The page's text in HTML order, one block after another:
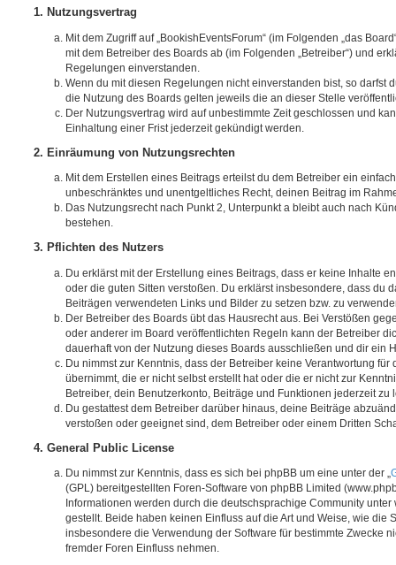
1. Nutzungsvertrag
Mit dem Zugriff auf „BookishEventsForum“ (im Folgenden „das
mit dem Betreiber des Boards ab (im Folgenden „Betreiber“) und
Regelungen einverstanden.
Wenn du mit diesen Regelungen nicht einverstanden bist, so darfst
die Nutzung des Boards gelten jeweils die an dieser Stelle
Der Nutzungsvertrag wird auf unbestimmte Zeit geschlossen und
Einhaltung einer Frist jederzeit gekündigt werden.
2. Einräumung von Nutzungsrechten
Mit dem Erstellen eines Beitrags erteilst du dem Betreiber ein
unbeschränktes und unentgeltliches Recht, deinen Beitrag im
Das Nutzungsrecht nach Punkt 2, Unterpunkt a bleibt auch nach
bestehen.
3. Pflichten des Nutzers
Du erklärst mit der Erstellung eines Beitrags, dass er keine Inhalte
oder die guten Sitten verstoßen. Du erklärst insbesondere, dass du
Beiträgen verwendeten Links und Bilder zu setzen bzw. zu
Der Betreiber des Boards übt das Hausrecht aus. Bei Verstößen
oder anderer im Board veröffentlichten Regeln kann der Betreiber
dauerhaft von der Nutzung dieses Boards ausschließen und dir ein
Du nimmst zur Kenntnis, dass der Betreiber keine Verantwortung für
übernimmt, die er nicht selbst erstellt hat oder die er nicht zur
Betreiber, dein Benutzerkonto, Beiträge und Funktionen jederzeit zu
Du gestattest dem Betreiber darüber hinaus, deine Beiträge
verstoßen oder geeignet sind, dem Betreiber oder einem Dritten
4. General Public License
Du nimmst zur Kenntnis, dass es sich bei phpBB um eine unter der „
(GPL) bereitgestellten Foren-Software von phpBB Limited
Informationen werden durch die deutschsprachige Community
gestellt. Beide haben keinen Einfluss auf die Art und Weise, wie die
insbesondere die Verwendung der Software für bestimmte Zwecke
fremder Foren Einfluss nehmen.